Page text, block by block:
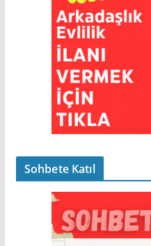
Sohbete Katıl